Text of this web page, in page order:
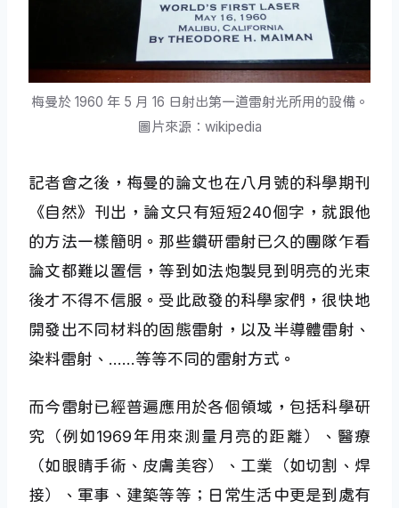
梅曼於 1960 年 5 月 16 日射出第一道雷射光所用的設備。
圖片來源：wikipedia
記者會之後，梅曼的論文也在八月號的科學期刊
《自然》刊出，論文只有短短240個字，就跟他
的方法一樣簡明。那些鑽研雷射已久的團隊乍看
論文都難以置信，等到如法炮製見到明亮的光束
後才不得不信服。受此啟發的科學家們，很快地
開發出不同材料的固態雷射，以及半導體雷射、
染料雷射、……等等不同的雷射方式。
而今雷射已經普遍應用於各個領域，包括科學研
究（例如1969年用來測量月亮的距離）、醫療
（如眼睛手術、皮膚美容）、工業（如切割、焊
接）、軍事、建築等等；日常生活中更是到處有